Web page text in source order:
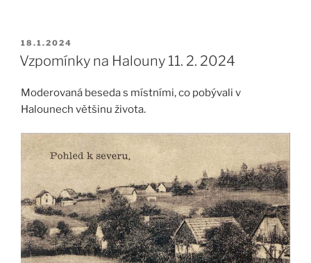
PUBLIKOVÁNO
18.1.2024
Vzpomínky na Halouny 11. 2. 2024
Moderovaná beseda s místními, co pobývali v
Halounech většinu života.